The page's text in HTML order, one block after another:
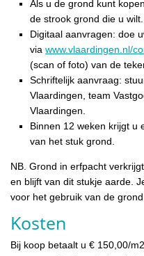
Als u de grond kunt
de strook grond die u wilt.
Digitaal aanvragen: doe
via www.vlaardingen.nl/
(scan of foto) van de
Schriftelijk aanvraag:
Vlaardingen, team
Vlaardingen.
Binnen 12 weken krijgt u
van het stuk grond.
NB. Grond in erfpacht
en blijft van dit stukje aarde.
voor het gebruik van de
Kosten
Bij koop betaalt u € 150,00/